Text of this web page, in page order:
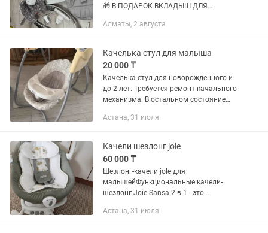
🎁 В ПОДАРОК ВКЛАДЫШ ДЛЯ
(двухсторонний светло-серый и темно-
новое за исключением...
Алматы, 2 августа
Качелька стул для малыша
20 000 ₸
Качелька-стул для новорожденного и
до 2 лет. Требуется ремонт качального
механизма. В остальном состояние
Астана, 31 июля
Качели шезлонг jole
60 000 ₸
Шезлонг-качели jole для
малышейФункциональные качели-
шезлонг Joie Sansa 2 в 1 - это
новорожденного. Ребенок сможет
Астана, 31 июля